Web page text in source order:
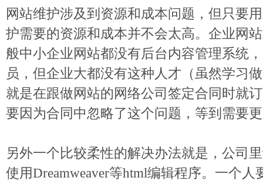
网站维护涉及到资源和成本问题，但只要
护需要的资源和成本并不会太高。企业网
般中小企业网站都没有后台内容管理系统
员，但企业大都没有这种人才（虽然学习
就是在跟做网站的网络公司签定合同时就
要因为合同中忽略了这个问题，等到需要
另外一个比较柔性的解决办法就是，公司
使用Dreamweaver等html编辑程序。一个